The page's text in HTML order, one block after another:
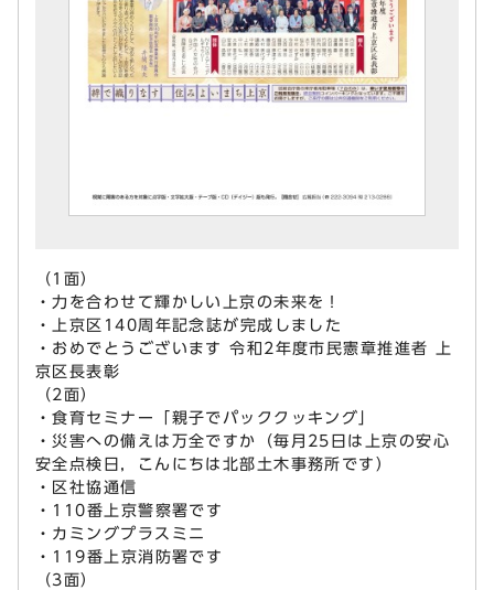
（1面）
・力を合わせて輝かしい上京の未来を！
・上京区140周年記念誌が完成しました
・おめでとうございます 令和2年度市民憲章推進者 上
京区長表彰
（2面）
・食育セミナー「親子でパッククッキング」
・災害への備えは万全ですか（毎月25日は上京の安心
安全点検日，こんにちは北部土木事務所です）
・区社協通信
・110番上京警察署です
・カミングプラスミニ
・119番上京消防署です
（3面）